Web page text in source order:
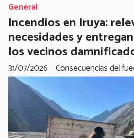
Incendios en Iruya:
necesidades y
los vecinos
Consecuencias del
General
31/07/2026